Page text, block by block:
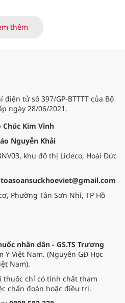
dừng chân đầu tiên tại Bệnh
viện Bạch Mai cơ sở Ninh Bình.
thêm
tử số 397/GP-BTTTT của Bộ
ngày 28/06/2021.
Chúc Kim Vinh
Nguyễn Khải
khu đô thị Lideco, Hoài Đức
toasoansuckhoeviet@gmail.com
Phường Tân Sơn Nhì, TP Hồ
nhân dân - GS.TS Trương
Y Việt Nam. (Nguyên GĐ Học
Nam).
thuốc chỉ có tính chất tham
chẩn đoán hoặc điều trị.